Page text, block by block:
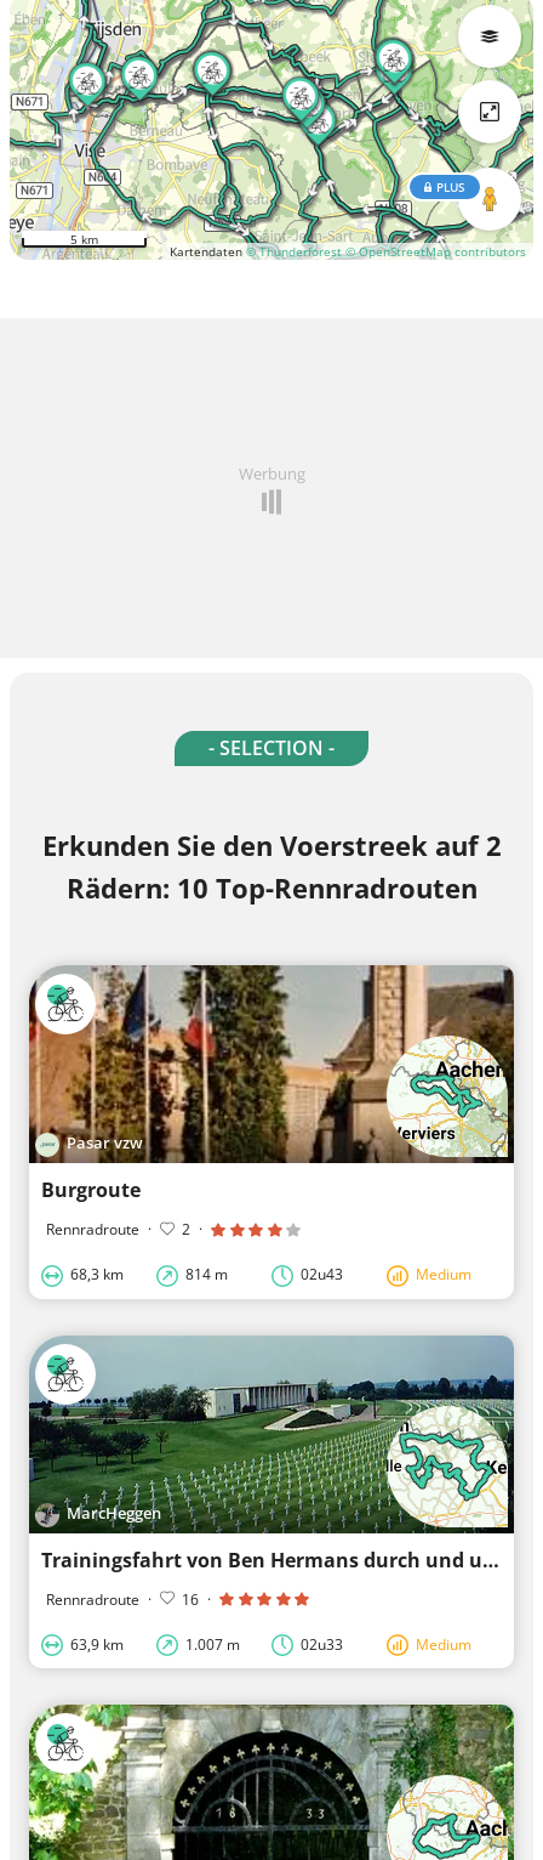
Kartendaten © Thunderforest © OpenStreetMap contributors
PLUS
5 km
Werbung
- SELECTION -
Erkunden Sie den Voerstreek auf 2
Rädern: 10 Top-Rennradrouten
Pasar vzw
Burgroute
Rennradroute · 2 ·
68,3 km 814 m 02u43 Medium
MarcHeggen
Trainingsfahrt von Ben Hermans durch und um die Voerstreek
Rennradroute · 16 ·
63,9 km 1.007 m 02u33 Medium